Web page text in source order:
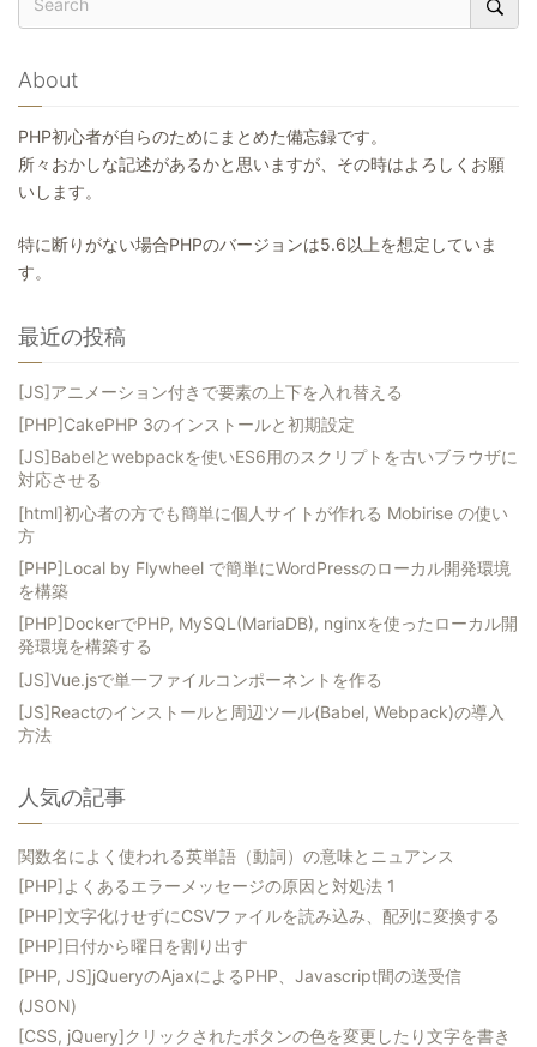
About
PHP初心者が自らのためにまとめた備忘録です。
所々おかしな記述があるかと思いますが、その時はよろしくお願
いします。
特に断りがない場合PHPのバージョンは5.6以上を想定していま
す。
最近の投稿
[JS]アニメーション付きで要素の上下を入れ替える
[PHP]CakePHP 3のインストールと初期設定
[JS]Babelとwebpackを使いES6用のスクリプトを古いブラウザに
対応させる
[html]初心者の方でも簡単に個人サイトが作れる Mobirise の使い
方
[PHP]Local by Flywheel で簡単にWordPressのローカル開発環境
を構築
[PHP]DockerでPHP, MySQL(MariaDB), nginxを使ったローカル開
発環境を構築する
[JS]Vue.jsで単一ファイルコンポーネントを作る
[JS]Reactのインストールと周辺ツール(Babel, Webpack)の導入
方法
人気の記事
関数名によく使われる英単語（動詞）の意味とニュアンス
[PHP]よくあるエラーメッセージの原因と対処法 1
[PHP]文字化けせずにCSVファイルを読み込み、配列に変換する
[PHP]日付から曜日を割り出す
[PHP, JS]jQueryのAjaxによるPHP、Javascript間の送受信
(JSON)
[CSS, jQuery]クリックされたボタンの色を変更したり文字を書き